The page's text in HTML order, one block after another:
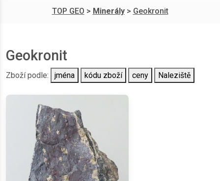
TOP GEO > Minerály> Geokronit
Geokronit
Zboží podle: jména kódu zboží ceny Naleziště